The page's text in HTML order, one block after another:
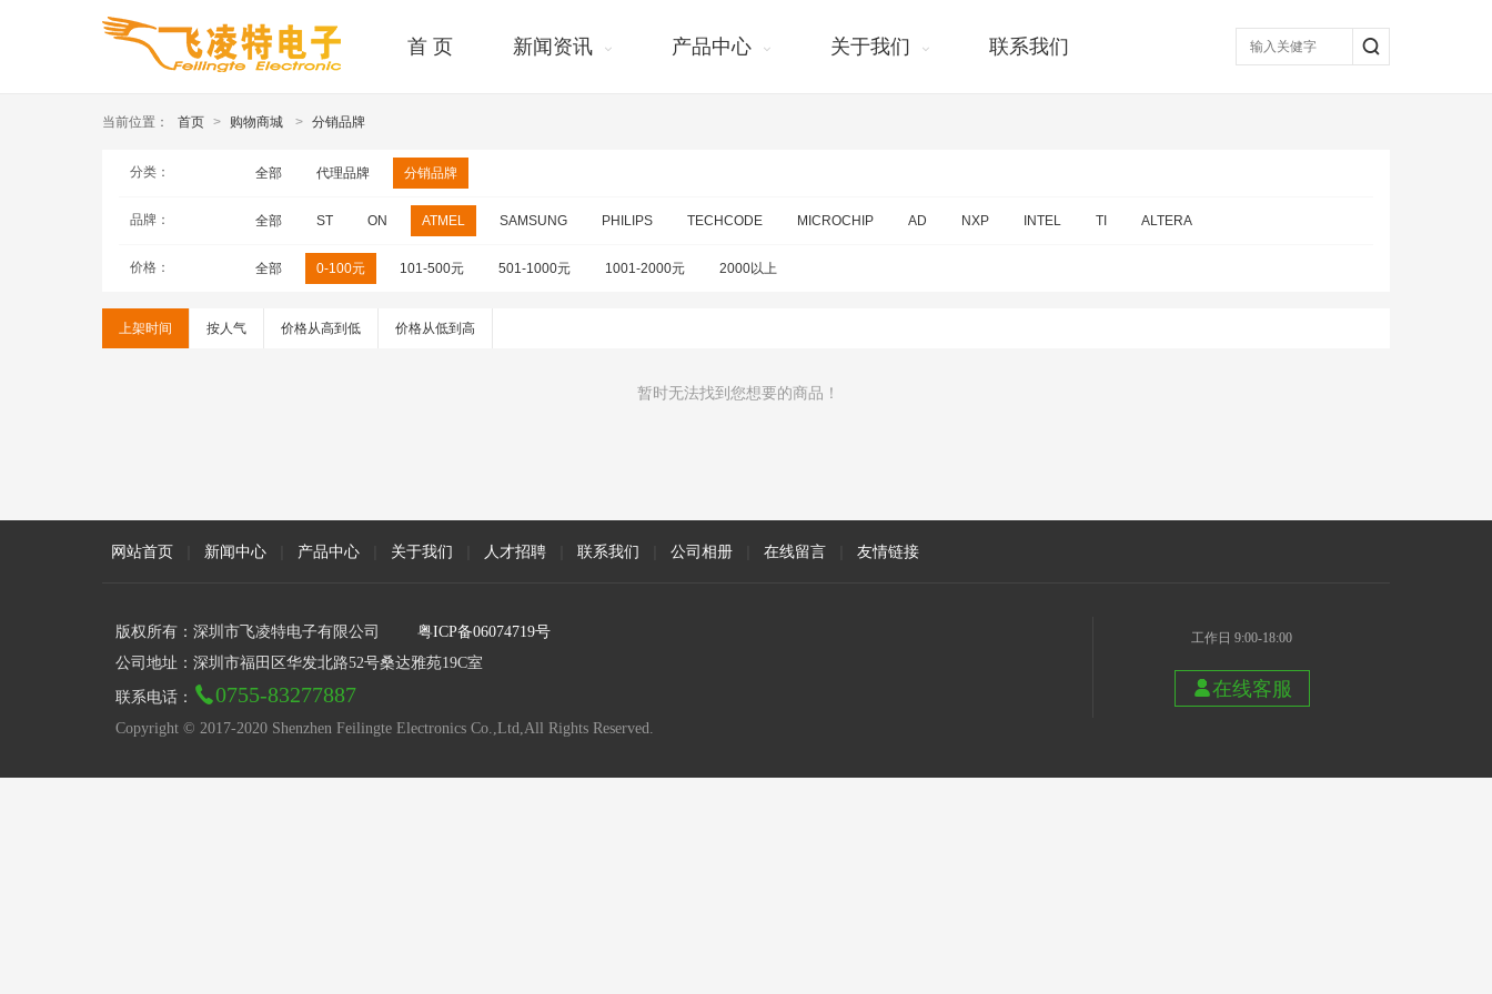
首 页 新闻资讯 产品中心 关于我们 联系我们
当前位置： 首页 > 购物商城 > 分销品牌
分类： 全部 代理品牌 分销品牌
品牌： 全部 ST ON ATMEL SAMSUNG PHILIPS TECHCODE MICROCHIP AD NXP INTEL TI ALTERA
价格： 全部 0-100元 101-500元 501-1000元 1001-2000元 2000以上
上架时间 按人气 价格从高到低 价格从低到高
暂时无法找到您想要的商品！
网站首页 新闻中心 产品中心 关于我们 人才招聘 联系我们 公司相册 在线留言 友情链接
版权所有：深圳市飞凌特电子有限公司
粤ICP备06074719号
公司地址：深圳市福田区华发北路52号桑达雅苑19C室
联系电话： 0755-83277887
Copyright © 2017-2020 Shenzhen Feilingte Electronics Co.,Ltd,All Rights Reserved.
工作日 9:00-18:00
在线客服